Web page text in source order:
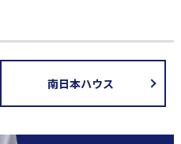
南日本ハウス